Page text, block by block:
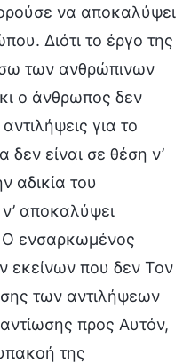
να αποκαλύψει
Διότι το έργο της
των ανθρώπινων
ο άνθρωπος δεν
για το
δεν είναι σε θέση ν’
αδικία του
αποκαλύψει
Ο ενσαρκωμένος
εκείνων που δεν Τον
των αντιλήψεων
προς Αυτόν,
της